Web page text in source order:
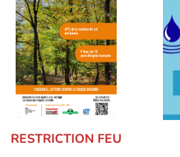
RESTRICTION FEU